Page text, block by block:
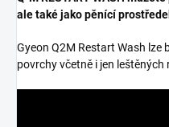
ale také jako pěnící
Gyeon Q2M Restart Wash lze
povrchy včetně i jen